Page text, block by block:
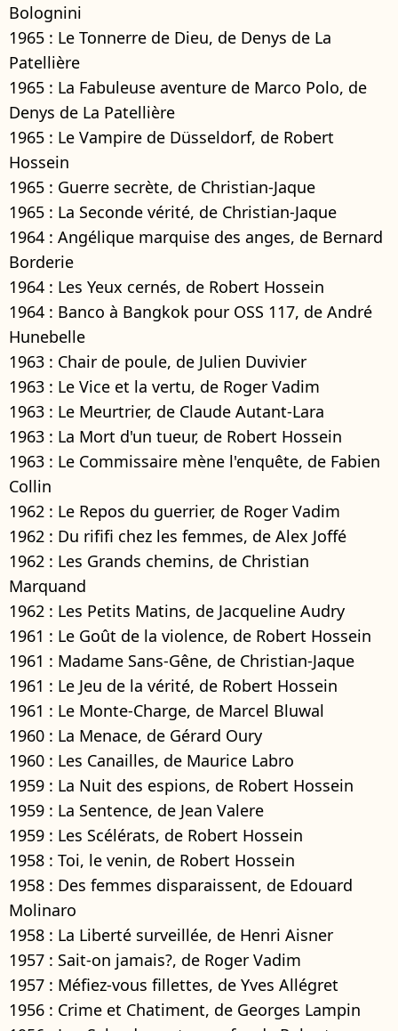
Bolognini
1965 : Le Tonnerre de Dieu, de Denys de La
Patellière
1965 : La Fabuleuse aventure de Marco Polo, de
Denys de La Patellière
1965 : Le Vampire de Düsseldorf, de Robert
Hossein
1965 : Guerre secrète, de Christian-Jaque
1965 : La Seconde vérité, de Christian-Jaque
1964 : Angélique marquise des anges, de Bernard
Borderie
1964 : Les Yeux cernés, de Robert Hossein
1964 : Banco à Bangkok pour OSS 117, de André
Hunebelle
1963 : Chair de poule, de Julien Duvivier
1963 : Le Vice et la vertu, de Roger Vadim
1963 : Le Meurtrier, de Claude Autant-Lara
1963 : La Mort d'un tueur, de Robert Hossein
1963 : Le Commissaire mène l'enquête, de Fabien
Collin
1962 : Le Repos du guerrier, de Roger Vadim
1962 : Du rififi chez les femmes, de Alex Joffé
1962 : Les Grands chemins, de Christian
Marquand
1962 : Les Petits Matins, de Jacqueline Audry
1961 : Le Goût de la violence, de Robert Hossein
1961 : Madame Sans-Gêne, de Christian-Jaque
1961 : Le Jeu de la vérité, de Robert Hossein
1961 : Le Monte-Charge, de Marcel Bluwal
1960 : La Menace, de Gérard Oury
1960 : Les Canailles, de Maurice Labro
1959 : La Nuit des espions, de Robert Hossein
1959 : La Sentence, de Jean Valere
1959 : Les Scélérats, de Robert Hossein
1958 : Toi, le venin, de Robert Hossein
1958 : Des femmes disparaissent, de Edouard
Molinaro
1958 : La Liberté surveillée, de Henri Aisner
1957 : Sait-on jamais?, de Roger Vadim
1957 : Méfiez-vous fillettes, de Yves Allégret
1956 : Crime et Chatiment, de Georges Lampin